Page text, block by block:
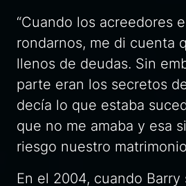
“Cuando los acreedores
rondarnos, me di cuenta
llenos de deudas. Sin
parte eran los secretos
decía lo que estaba
que no me amaba y esa
riesgo nuestro
En el 2004, cuando